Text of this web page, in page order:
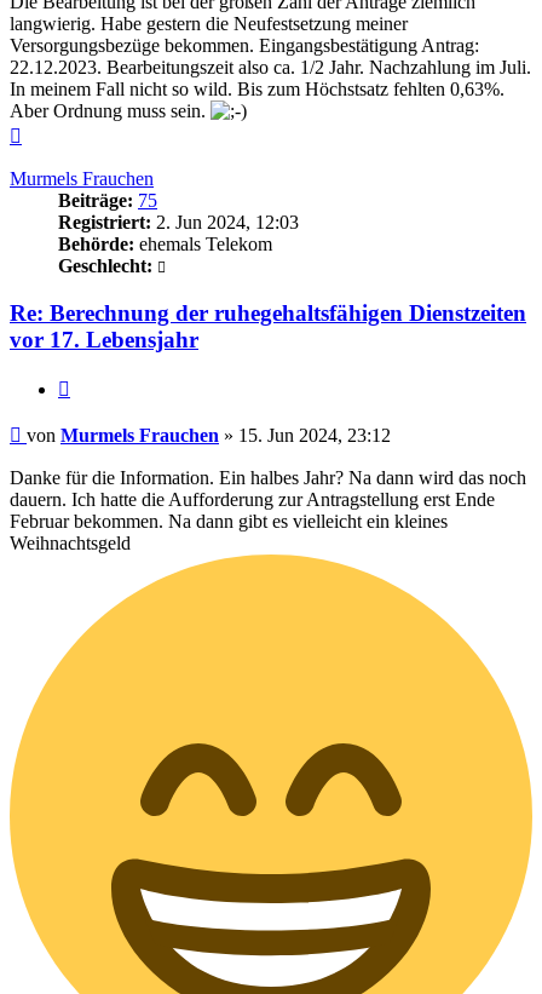
langwierig. Habe gestern die Neufestsetzung meiner
Versorgungsbezüge bekommen. Eingangsbestätigung Antrag:
22.12.2023. Bearbeitungszeit also ca. 1/2 Jahr. Nachzahlung im Juli.
In meinem Fall nicht so wild. Bis zum Höchstsatz fehlten 0,63%.
Aber Ordnung muss sein.
Murmels Frauchen
Beiträge: 75
Registriert: 2. Jun 2024, 12:03
Behörde: ehemals Telekom
Geschlecht:
Re: Berechnung der ruhegehaltsfähigen Dienstzeiten
vor 17. Lebensjahr
Beitrag
von Murmels Frauchen » 15. Jun 2024, 23:12
Danke für die Information. Ein halbes Jahr? Na dann wird das noch
dauern. Ich hatte die Aufforderung zur Antragstellung erst Ende
Februar bekommen. Na dann gibt es vielleicht ein kleines
Weihnachtsgeld